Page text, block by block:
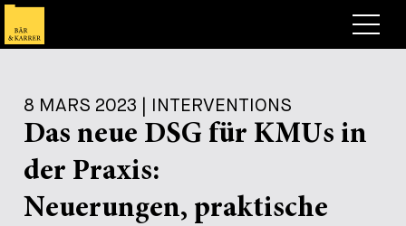
Competences
Deals & Cases
Publications
8 MARS 2023 | INTERVENTIONS
Das neue DSG für KMUs in
der Praxis:
Neuerungen, praktische